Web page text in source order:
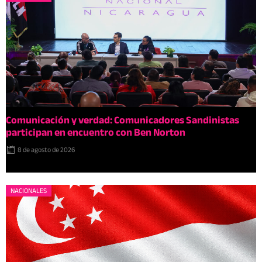
Comunicación y verdad: Comunicadores Sandinistas
participan en encuentro con Ben Norton
8 de agosto de 2026
NACIONALES